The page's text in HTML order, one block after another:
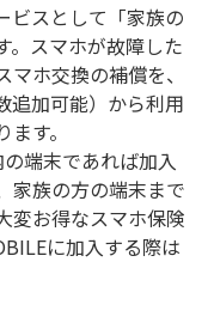
ビスとして「家族の
。スマホが故障した
ホ交換の補償を、
追加可能）から利用
す。
端末であれば加入
家族の方の端末まで
変お得なスマホ保険
に加入する際は